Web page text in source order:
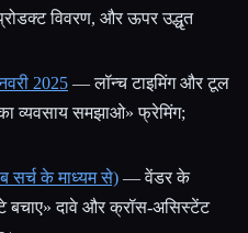
विवरण, और ऊपर उद्धृत
2025 — लॉन्च टाइमिंग और टूल
व्यवसाय समझाओ» फ्रेमिंग;
सर्च के माध्यम से) — वेंडर के
बचाए» दावे और क्रॉस-असिस्टेंट